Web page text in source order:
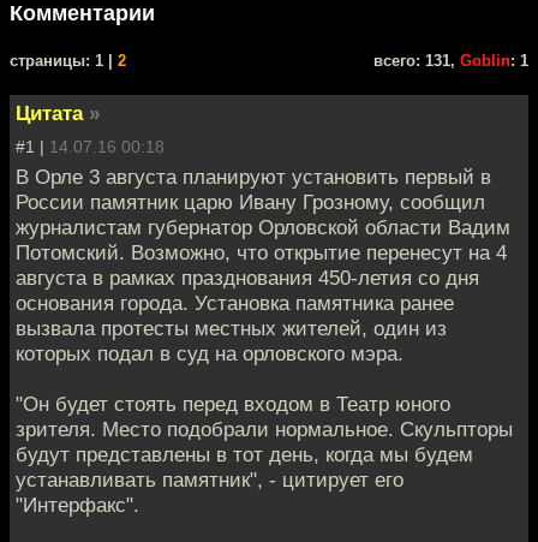
Комментарии
cтраницы: 1 | 2 всего: 131, Goblin: 1
Цитата »
#1 | 14.07.16 00:18
В Орле 3 августа планируют установить первый в
России памятник царю Ивану Грозному, сообщил
журналистам губернатор Орловской области Вадим
Потомский. Возможно, что открытие перенесут на 4
августа в рамках празднования 450-летия со дня
основания города. Установка памятника ранее
вызвала протесты местных жителей, один из
которых подал в суд на орловского мэра.
"Он будет стоять перед входом в Театр юного
зрителя. Место подобрали нормальное. Скульпторы
будут представлены в тот день, когда мы будем
устанавливать памятник", - цитирует его
"Интерфакс".